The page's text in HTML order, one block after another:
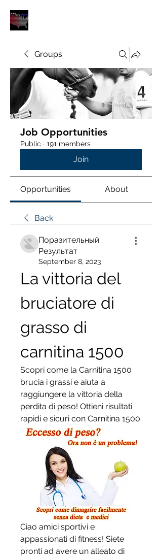
Groups
Job Opportunities
Public · 191 members
Join
Opportunities About
Back
Поразительный
Результат
September 8, 2023
La vittoria del
bruciatore di
grasso di
carnitina 1500
Scopri come la Carnitina 1500
brucia i grassi e aiuta a
raggiungere la vittoria della
perdita di peso! Ottieni risultati
rapidi e sicuri con Carnitina 1500.
Ciao amici sportivi e
appassionati di fitness! Siete
pronti ad avere un alleato di